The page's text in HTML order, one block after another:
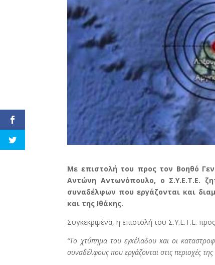
Με επιστολή του προς τον Βοηθό
Αντώνη Αντωνόπουλο, ο Σ.Υ.Ε.Τ.Ε.
συναδέλφων που εργάζονται και
και της Ιθάκης.
Συγκεκριμένα, η επιστολή του Σ.Υ.Ε.Τ.Ε.
“Το χτύπημα του εγκέλαδου και οι
συναδέλφους που εργάζονται στις περιοχές